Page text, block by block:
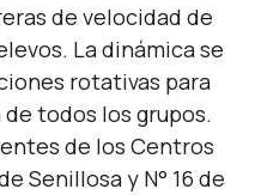
de velocidad de
La dinámica se
rotativas para
todos los grupos.
de los Centros
Senillosa y N° 16 de